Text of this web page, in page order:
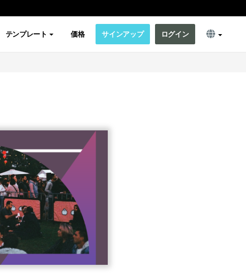
テンプレート 価格 サインアップ ログイン